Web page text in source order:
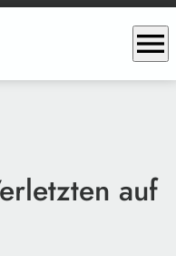
menu
auf